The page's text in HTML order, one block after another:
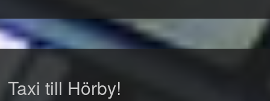
Taxi till Hörby!